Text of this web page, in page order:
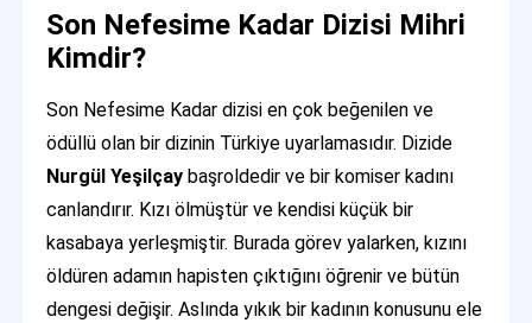
Son Nefesime Kadar Dizisi Mihri
Kimdir?
Son Nefesime Kadar dizisi en çok beğenilen ve
ödüllü olan bir dizinin Türkiye uyarlamasıdır. Dizide
Nurgül Yeşilçay başroldedir ve bir komiser kadını
canlandırır. Kızı ölmüştür ve kendisi küçük bir
kasabaya yerleşmiştir. Burada görev yalarken, kızını
öldüren adamın hapisten çıktığını öğrenir ve bütün
dengesi değişir. Aslında yıkık bir kadının konusunu ele